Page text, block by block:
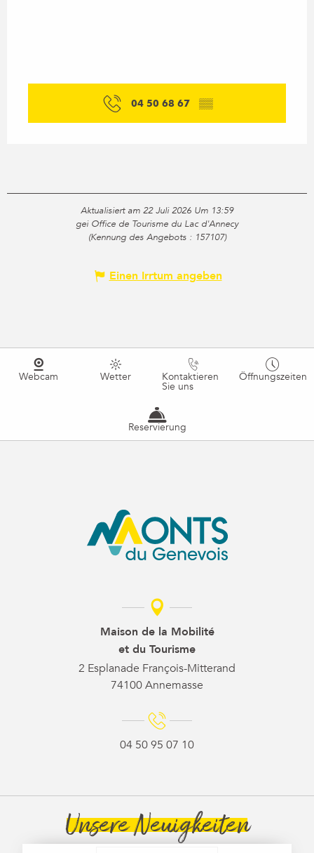
04 50 68 67 ▒▒
Aktualisiert am 22 Juli 2026 Um 13:59
gei Office de Tourisme du Lac d'Annecy
(Kennung des Angebots : 157107)
Einen Irrtum angeben
Webcam Wetter Kontaktieren
Sie uns
Öffnungszeiten
Reservierung
Maison de la Mobilité
et du Tourisme
2 Esplanade François-Mitterand
74100 Annemasse
04 50 95 07 10
Unsere Neuigkeiten